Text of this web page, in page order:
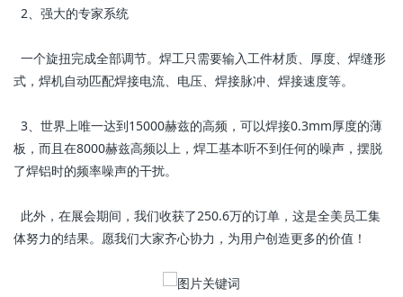
2、强大的专家系统
一个旋扭完成全部调节。焊工只需要输入工件材质、厚度、焊缝形
式，焊机自动匹配焊接电流、电压、焊接脉冲、焊接速度等。
3、世界上唯一达到15000赫兹的高频，可以焊接0.3mm厚度的薄
板，而且在8000赫兹高频以上，焊工基本听不到任何的噪声，摆脱
了焊铝时的频率噪声的干扰。
此外，在展会期间，我们收获了250.6万的订单，这是全美员工集
体努力的结果。愿我们大家齐心协力，为用户创造更多的价值！